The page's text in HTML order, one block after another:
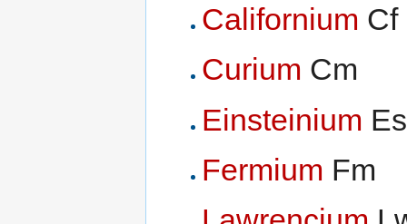
Californium Cf
Curium Cm
Einsteinium Es
Fermium Fm